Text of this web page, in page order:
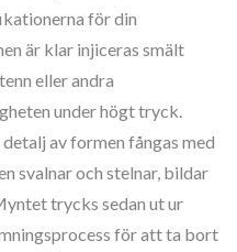
för din
är klar injiceras smält
eller andra
under högt tryck.
av formen fångas med
svalnar och stelnar, bildar
trycks sedan ut ur
för att ta bort